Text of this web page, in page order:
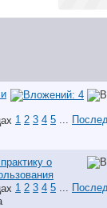
1 2 3 4 5 ...
о
1 2 3 4 5 ...